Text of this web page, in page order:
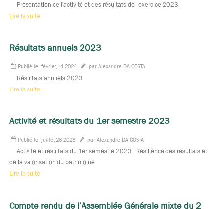
Présentation de l'activité et des résultats de l'exercice 2023
Lire la suite
Résultats annuels 2023
Publié le février,14 2024 par Alexandre DA COSTA
Résultats annuels 2023
Lire la suite
Activité et résultats du 1er semestre 2023
Publié le juillet,26 2023 par Alexandre DA COSTA
Activité et résultats du 1er semestre 2023 : Résilience des résultats et
de la valorisation du patrimoine
Lire la suite
Compte rendu de l’Assemblée Générale mixte du 2